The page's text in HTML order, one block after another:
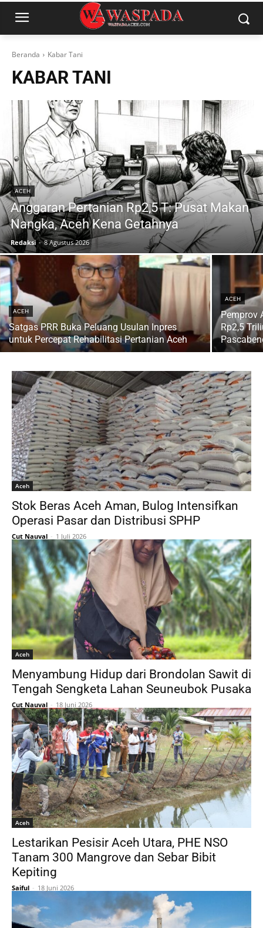
Beranda Kabar Tani
KABAR TANI
ACEH
Anggaran Pertanian Rp2,5 T: Pusat Makan
Nangka, Aceh Kena Getahnya
Redaksi - 8 Agustus 2026
ACEH
Satgas PRR Buka Peluang Usulan Inpres
untuk Percepat Rehabilitasi Pertanian Aceh
ACEH
Pemprov
Rp2,5
Aceh
Stok Beras Aceh Aman, Bulog Intensifkan
Operasi Pasar dan Distribusi SPHP
Cut Nauval - 1 Juli 2026
Aceh
Menyambung Hidup dari Brondolan Sawit di
Tengah Sengketa Lahan Seuneubok Pusaka
Cut Nauval - 18 Juni 2026
Aceh
Lestarikan Pesisir Aceh Utara, PHE NSO
Tanam 300 Mangrove dan Sebar Bibit
Kepiting
Saiful - 18 Juni 2026